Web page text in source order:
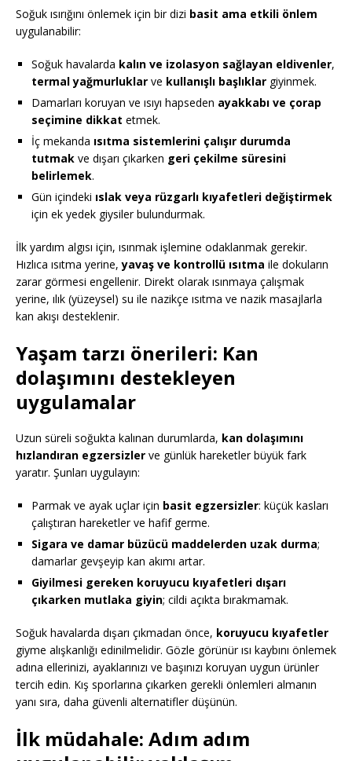
Soğuk ısırığını önlemek için bir dizi basit ama etkili önlem
uygulanabilir:
Soğuk havalarda kalın ve izolasyon sağlayan eldivenler,
termal yağmurluklar ve kullanışlı başlıklar giyinmek.
Damarları koruyan ve ısıyı hapseden ayakkabı ve çorap
seçimine dikkat etmek.
İç mekanda ısıtma sistemlerini çalışır durumda
tutmak ve dışarı çıkarken geri çekilme süresini
belirlemek.
Gün içindeki ıslak veya rüzgarlı kıyafetleri değiştirmek
için ek yedek giysiler bulundurmak.
İlk yardım algısı için, ısınmak işlemine odaklanmak gerekir.
Hızlıca ısıtma yerine,yavaş ve kontrollü ısıtma ile dokuların
zarar görmesi engellenir. Direkt olarak ısınmaya çalışmak
yerine, ılık (yüzeysel) su ile nazikçe ısıtma ve nazik masajlarla
kan akışı desteklenir.
Yaşam tarzı önerileri: Kan
dolaşımını destekleyen
uygulamalar
Uzun süreli soğukta kalınan durumlarda, kan dolaşımını
hızlandıran egzersizler ve günlük hareketler büyük fark
yaratır. Şunları uygulayın:
Parmak ve ayak uçlar için basit egzersizler: küçük kasları
çalıştıran hareketler ve hafif germe.
Sigara ve damar büzücü maddelerden uzak durma;
damarlar gevşeyip kan akımı artar.
Giyilmesi gereken koruyucu kıyafetleri dışarı
çıkarken mutlaka giyin; cildi açıkta bırakmamak.
Soğuk havalarda dışarı çıkmadan önce, koruyucu kıyafetler
giyme alışkanlığı edinilmelidir. Gözle görünür ısı kaybını önlemek
adına ellerinizi, ayaklarınızı ve başınızı koruyan uygun ürünler
tercih edin. Kış sporlarına çıkarken gerekli önlemleri almanın
yanı sıra, daha güvenli alternatifler düşünün.
İlk müdahale: Adım adım